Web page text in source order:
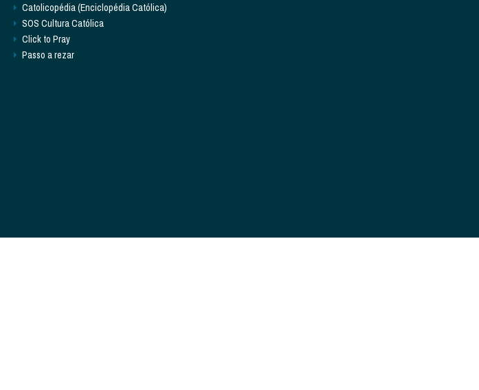
Catolicopédia (Enciclopédia Católica)
SOS Cultura Católica
Click to Pray
Passo a rezar